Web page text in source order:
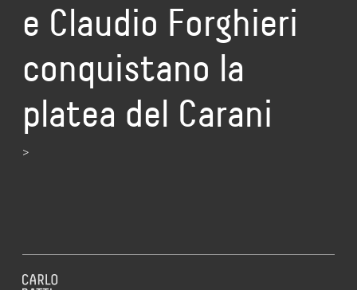
e Claudio Forghieri
conquistano la
platea del Carani
>